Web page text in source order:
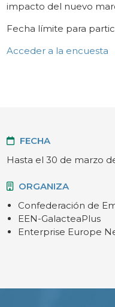
impacto del nuevo
Fecha límite para
Acceder a la encuesta
FECHA
Hasta el 30 de marzo
ORGANIZA
Confederación de
EEN-GalacteaPlus
Enterprise Europe